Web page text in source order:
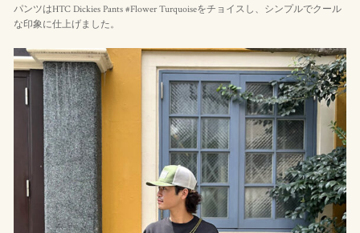
パンツはHTC Dickies Pants #Flower Turquoiseをチョイスし、シンプルでクール
な印象に仕上げました。